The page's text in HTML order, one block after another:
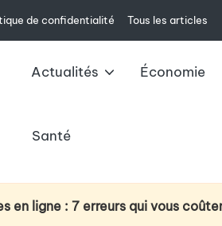
de confidentialité Tous les articles
Actualités Économie
Santé
en ligne : 7 erreurs qui vous